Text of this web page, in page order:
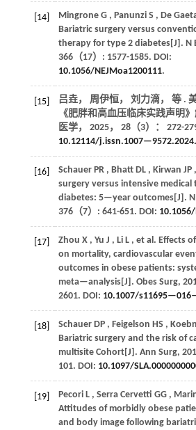
[14] Mingrone G , Panunzi S , De
Bariatric surgery versus
therapy for type 2 diabetes[J]. N
366（17）: 1577-1585. DOI:
10.1056/NEJMoa1200111.
[15] 吕垚， 周伊恒， 刘力滴， 等.
《肥胖和高血压临床实践声明
医学， 2025， 28（3）： 272-
10.12114/
[16] Schauer PR , Bhatt DL , Kirwan JP ,
surgery versus intensive medical
diabetes: 5—year outcomes[J].
376（7）: 641-651. DOI:
[17] Zhou X , Yu J , Li L , et al. Effects
on mortality, cardiovascular
outcomes in obese patients:
meta—analysis[J]. Obes Surg,
2601. DOI: 10.1007/
[18] Schauer DP , Feigelson HS ,
Bariatric surgery and the risk of
multisite Cohort[J]. Ann Surg,
101. DOI: 10.1097/
[19] Pecori L , Serra Cervetti GG ,
Attitudes of morbidly obese
and body image following